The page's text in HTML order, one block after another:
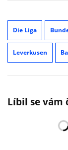
Die Liga
Leverkusen
Líbil se vám